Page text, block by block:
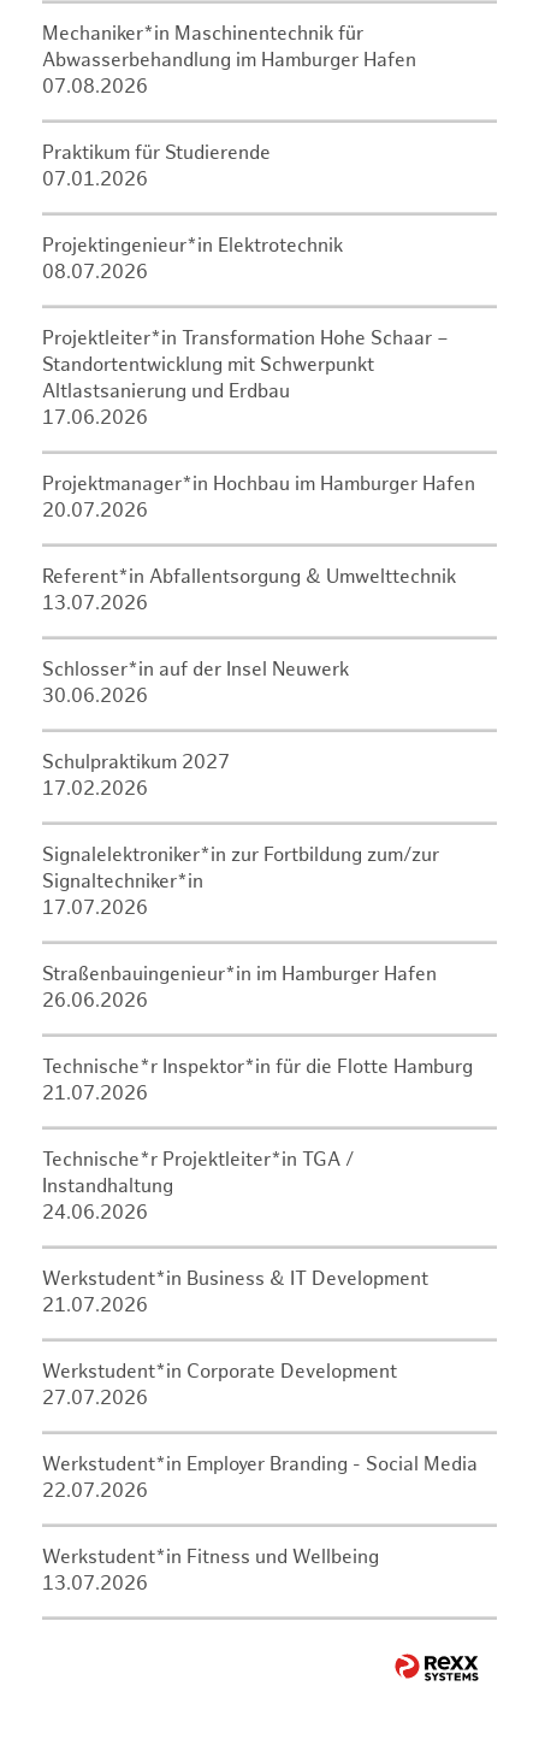
Mechaniker*in Maschinentechnik für
Abwasserbehandlung im Hamburger Hafen
07.08.2026
Praktikum für Studierende
07.01.2026
Projektingenieur*in Elektrotechnik
08.07.2026
Projektleiter*in Transformation Hohe Schaar –
Standortentwicklung mit Schwerpunkt
Altlastsanierung und Erdbau
17.06.2026
Projektmanager*in Hochbau im Hamburger Hafen
20.07.2026
Referent*in Abfallentsorgung & Umwelttechnik
13.07.2026
Schlosser*in auf der Insel Neuwerk
30.06.2026
Schulpraktikum 2027
17.02.2026
Signalelektroniker*in zur Fortbildung zum/zur
Signaltechniker*in
17.07.2026
Straßenbauingenieur*in im Hamburger Hafen
26.06.2026
Technische*r Inspektor*in für die Flotte Hamburg
21.07.2026
Technische*r Projektleiter*in TGA /
Instandhaltung
24.06.2026
Werkstudent*in Business & IT Development
21.07.2026
Werkstudent*in Corporate Development
27.07.2026
Werkstudent*in Employer Branding - Social Media
22.07.2026
Werkstudent*in Fitness und Wellbeing
13.07.2026